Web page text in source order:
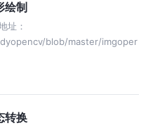
制
址：
blob/master/imgoper
转换